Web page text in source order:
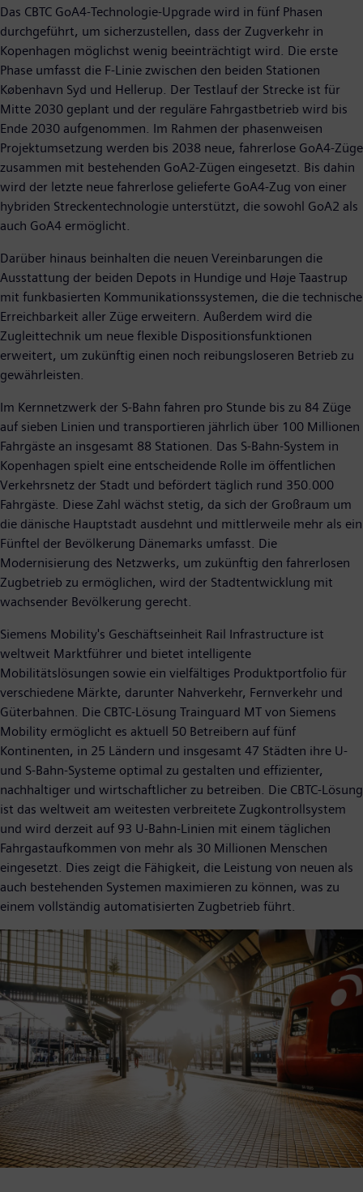
Das CBTC GoA4-Technologie-Upgrade wird in fünf Phasen
durchgeführt, um sicherzustellen, dass der Zugverkehr in
Kopenhagen möglichst wenig beeinträchtigt wird. Die erste
Phase umfasst die F-Linie zwischen den beiden Stationen
København Syd und Hellerup. Der Testlauf der Strecke ist für
Mitte 2030 geplant und der reguläre Fahrgastbetrieb wird bis
Ende 2030 aufgenommen. Im Rahmen der phasenweisen
Projektumsetzung werden bis 2038 neue, fahrerlose GoA4-Züge
zusammen mit bestehenden GoA2-Zügen eingesetzt. Bis dahin
wird der letzte neue fahrerlose gelieferte GoA4-Zug von einer
hybriden Streckentechnologie unterstützt, die sowohl GoA2 als
auch GoA4 ermöglicht.
Darüber hinaus beinhalten die neuen Vereinbarungen die
Ausstattung der beiden Depots in Hundige und Høje Taastrup
mit funkbasierten Kommunikationssystemen, die die technische
Erreichbarkeit aller Züge erweitern. Außerdem wird die
Zugleittechnik um neue flexible Dispositions­funktionen
erweitert, um zukünftig einen noch reibungsloseren Betrieb zu
gewährleisten.
Im Kernnetzwerk der S-Bahn fahren pro Stunde bis zu 84 Züge
auf sieben Linien und transportieren jährlich über 100 Millionen
Fahrgäste an insgesamt 88 Stationen. Das S-Bahn-System in
Kopenhagen spielt eine entscheidende Rolle im öffentlichen
Verkehrsnetz der Stadt und befördert täglich rund 350.000
Fahrgäste. Diese Zahl wächst stetig, da sich der Großraum um
die dänische Hauptstadt ausdehnt und mittlerweile mehr als ein
Fünftel der Bevölkerung Dänemarks umfasst. Die
Modernisierung des Netzwerks, um zukünftig den fahrerlosen
Zugbetrieb zu ermöglichen, wird der Stadtentwicklung mit
wachsender Bevölkerung gerecht.
Siemens Mobility's Geschäftseinheit Rail Infrastructure ist
weltweit Marktführer und bietet intelligente
Mobilitätslösungen sowie ein vielfältiges Produktportfolio für
verschiedene Märkte, darunter Nahverkehr, Fernverkehr und
Güterbahnen. Die CBTC-Lösung Trainguard MT von Siemens
Mobility ermöglicht es aktuell 50 Betreibern auf fünf
Kontinenten, in 25 Ländern und insgesamt 47 Städten ihre U-
und S-Bahn-Systeme optimal zu gestalten und effizienter,
nachhaltiger und wirtschaftlicher zu betreiben. Die CBTC-Lösung
ist das weltweit am weitesten verbreitete Zugkontrollsystem
und wird derzeit auf 93 U-Bahn-Linien mit einem täglichen
Fahrgastaufkommen von mehr als 30 Millionen Menschen
eingesetzt. Dies zeigt die Fähigkeit, die Leistung von neuen als
auch bestehenden Systemen maximieren zu können, was zu
einem vollständig automatisierten Zugbetrieb führt.